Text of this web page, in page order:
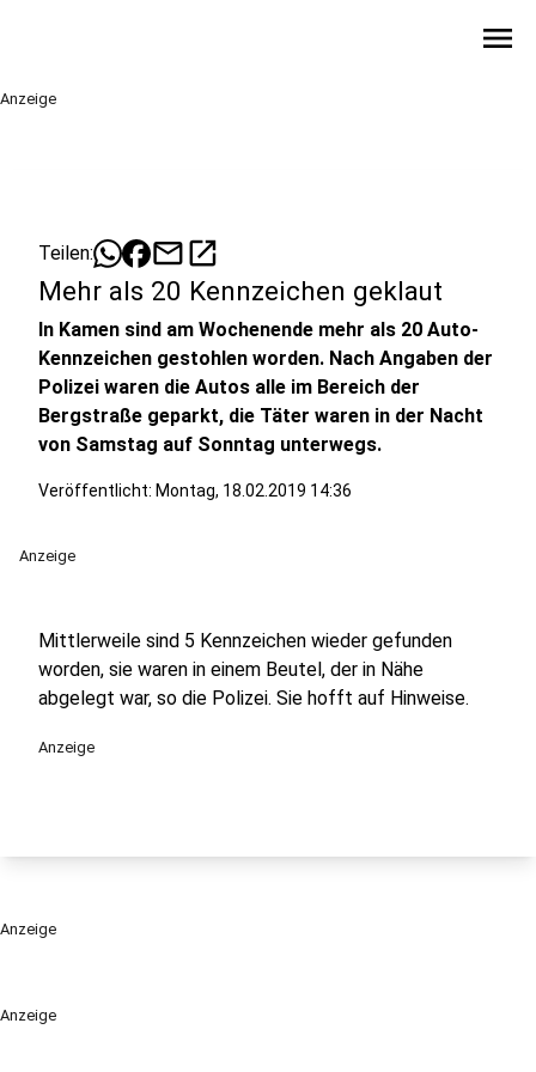
menu
Anzeige
Anzeige
Teilen: mailopen_in_new
Mehr als 20 Kennzeichen geklaut
In Kamen sind am Wochenende mehr als 20 Auto-
Kennzeichen gestohlen worden. Nach Angaben der
Polizei waren die Autos alle im Bereich der
Bergstraße geparkt, die Täter waren in der Nacht
von Samstag auf Sonntag unterwegs.
Veröffentlicht: Montag, 18.02.2019 14:36
Anzeige
Mittlerweile sind 5 Kennzeichen wieder gefunden
worden, sie waren in einem Beutel, der in Nähe
abgelegt war, so die Polizei. Sie hofft auf Hinweise.
Anzeige
Anzeige